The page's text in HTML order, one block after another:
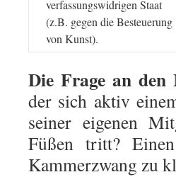
verfassungswidrigen Staat
(z.B. gegen die Besteuerung
von Kunst).
Die Frage an den
der sich aktiv
seiner eigenen
Füßen tritt?
Kammerzwang zu